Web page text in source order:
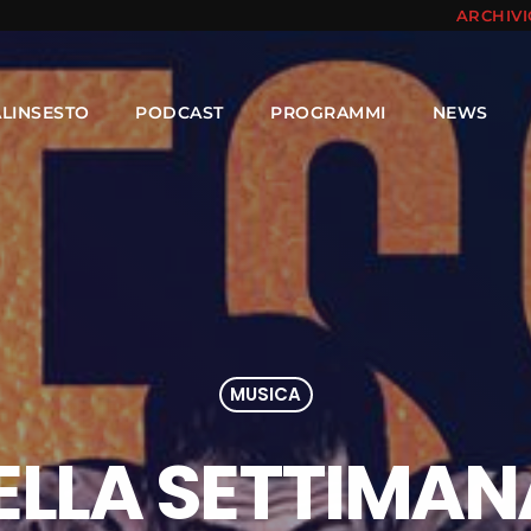
PODCAST PROGRAMMI NEWS
MUSICA